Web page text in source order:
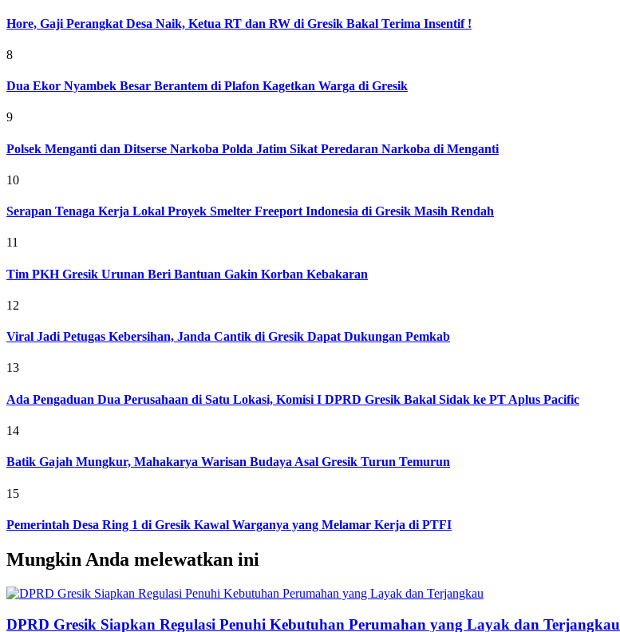
Hore, Gaji Perangkat Desa Naik, Ketua RT dan RW di Gresik Bakal Terima Insentif !
8
Dua Ekor Nyambek Besar Berantem di Plafon Kagetkan Warga di Gresik
9
Polsek Menganti dan Ditserse Narkoba Polda Jatim Sikat Peredaran Narkoba di Menganti
10
Serapan Tenaga Kerja Lokal Proyek Smelter Freeport Indonesia di Gresik Masih Rendah
11
Tim PKH Gresik Urunan Beri Bantuan Gakin Korban Kebakaran
12
Viral Jadi Petugas Kebersihan, Janda Cantik di Gresik Dapat Dukungan Pemkab
13
Ada Pengaduan Dua Perusahaan di Satu Lokasi, Komisi I DPRD Gresik Bakal Sidak ke PT Aplus Pacific
14
Batik Gajah Mungkur, Mahakarya Warisan Budaya Asal Gresik Turun Temurun
15
Pemerintah Desa Ring 1 di Gresik Kawal Warganya yang Melamar Kerja di PTFI
Mungkin Anda melewatkan ini
DPRD Gresik Siapkan Regulasi Penuhi Kebutuhan Perumahan yang Layak dan Terjangkau